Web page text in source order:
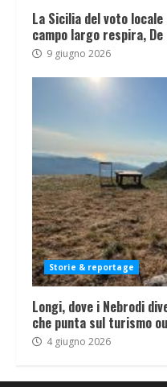
La Sicilia del voto
campo largo respira,
9 giugno 2026
Storie & reportage
Longi, dove i Nebrodi
che punta sul turismo
4 giugno 2026